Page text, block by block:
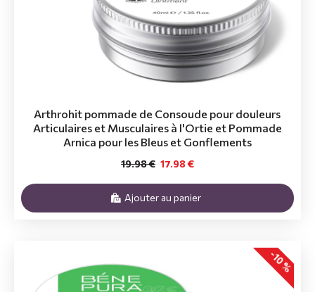
Arthrohit pommade de Consoude pour douleurs
Articulaires et Musculaires à l'Ortie et Pommade
Arnica pour les Bleus et Gonflements
17.98 €
19.98 €
Ajouter au panier
-10 %